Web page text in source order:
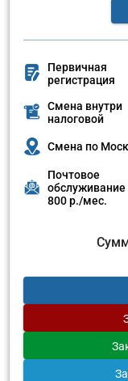
Первичная
регистрация
Смена внутри
налоговой
Смена по
Почтовое
обслуживание
800 р./мес.